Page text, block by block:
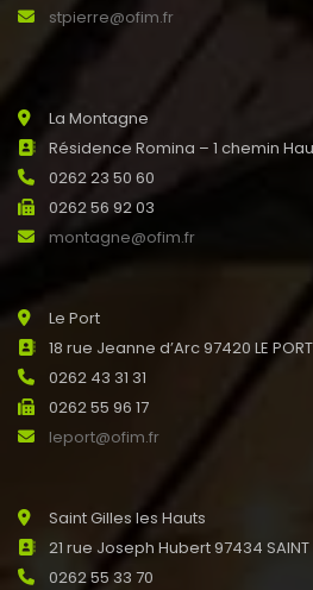
stpierre@ofim.fr
La Montagne
Résidence Romina – 1 chemin
0262 23 50 60
0262 56 92 03
montagne@ofim.fr
Le Port
18 rue Jeanne d’Arc 97420 LE
0262 43 31 31
0262 55 96 17
leport@ofim.fr
Saint Gilles les Hauts
21 rue Joseph Hubert 97434 SAINT
0262 55 33 70